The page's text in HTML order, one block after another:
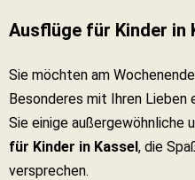
Ausflüge für Kinder in
Sie möchten am
Besonderes mit Ihren
Sie einige außergewöhnliche
für Kinder in Kassel, die
versprechen.